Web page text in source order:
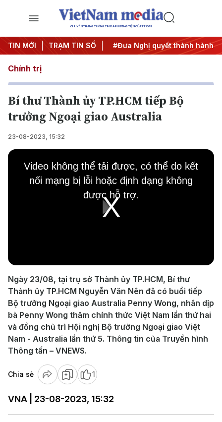
CHUYÊN TRANG THÔNG TIN ĐA PHƯƠNG TIỆN CỦA TTXVN
TIN MỚI TRẠM TIN SỐ
ương 3 #APEC 2027 #Đưa Nghị quyết thành hành
Chính trị
Bí thư Thành ủy TP.HCM tiếp Bộ
trưởng Ngoại giao Australia
23-08-2023, 15:32
Play
Video
This
window.
Video không thể tải được, có thể do kết
nối mạng bị lỗi hoặc định dạng không
được hỗ trợ.
Ngày 23/08, tại trụ sở Thành ủy TP.HCM, Bí thư
Thành ủy TP.HCM Nguyễn Văn Nên đã có buổi tiếp
Bộ trưởng Ngoại giao Australia Penny Wong, nhân dịp
bà Penny Wong thăm chính thức Việt Nam lần thứ hai
và đồng chủ trì Hội nghị Bộ trưởng Ngoại giao Việt
Nam - Australia lần thứ 5. Thông tin của Truyền hình
Thông tấn – VNEWS.
Chia sẻ 1
VNA | 23-08-2023, 15:32